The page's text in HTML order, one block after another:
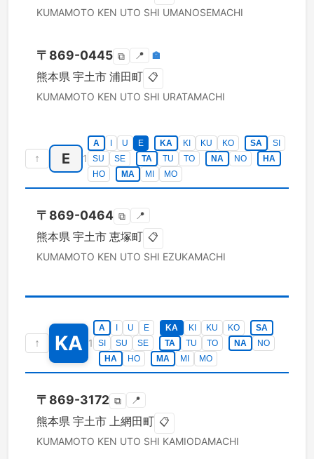
KUMAMOTO KEN UTO SHI UMANOSEMACHI
〒 869-0445 ⧉ 📍 🏣
熊本県 宇土市 浦田町 📋
KUMAMOTO KEN UTO SHI URATAMACHI
↑ E 1
A U E KA KI KU KO SA
SI
SU
SE TA TU TO NA NO
HA
HO
MA MI MO
〒 869-0464 ⧉ 📍
熊本県 宇土市 恵塚町 📋
KUMAMOTO KEN UTO SHI EZUKAMACHI
↑ KA 1
A U E KA KI KU KO
SA
SI
SU SE TA TU TO NA
NO
HA
HO MA MI MO
〒 869-3172 ⧉ 📍
熊本県 宇土市 上網田町 📋
KUMAMOTO KEN UTO SHI KAMIODAMACHI